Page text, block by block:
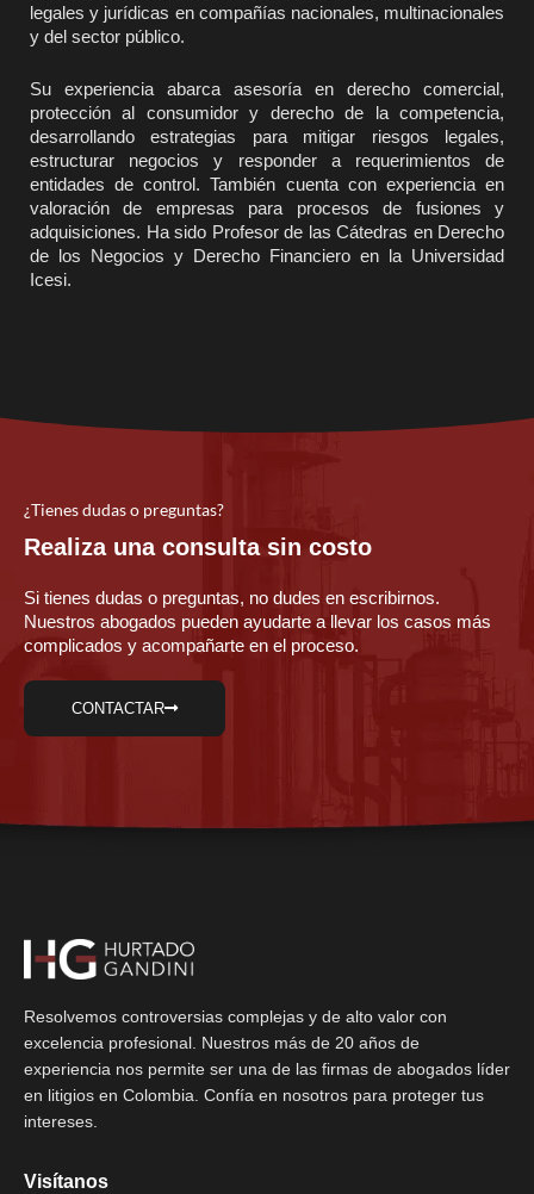
legales y jurídicas en compañías nacionales, multinacionales
y del sector público.
Su experiencia abarca asesoría en derecho comercial,
protección al consumidor y derecho de la competencia,
desarrollando estrategias para mitigar riesgos legales,
estructurar negocios y responder a requerimientos de
entidades de control. También cuenta con experiencia en
valoración de empresas para procesos de fusiones y
adquisiciones. Ha sido Profesor de las Cátedras en Derecho
de los Negocios y Derecho Financiero en la Universidad
Icesi.
¿Tienes dudas o preguntas?
Realiza una consulta sin costo
Si tienes dudas o preguntas, no dudes en escribirnos.
Nuestros abogados pueden ayudarte a llevar los casos más
complicados y acompañarte en el proceso.
CONTACTAR
Resolvemos controversias complejas y de alto valor con
excelencia profesional. Nuestros más de 20 años de
experiencia nos permite ser una de las firmas de abogados líder
en litigios en Colombia. Confía en nosotros para proteger tus
intereses.
Visítanos